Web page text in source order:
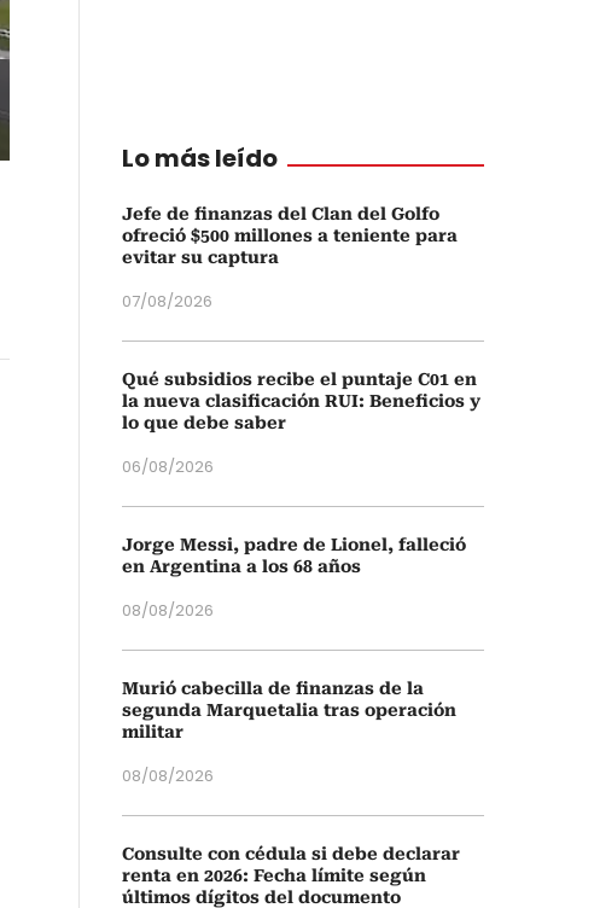
Lo más leído
Jefe de finanzas del Clan del Golfo
ofreció $500 millones a teniente para
evitar su captura
07/08/2026
Qué subsidios recibe el puntaje C01 en
la nueva clasificación RUI: Beneficios y
lo que debe saber
06/08/2026
Jorge Messi, padre de Lionel, falleció
en Argentina a los 68 años
08/08/2026
Murió cabecilla de finanzas de la
segunda Marquetalia tras operación
militar
08/08/2026
Consulte con cédula si debe declarar
renta en 2026: Fecha límite según
últimos dígitos del documento